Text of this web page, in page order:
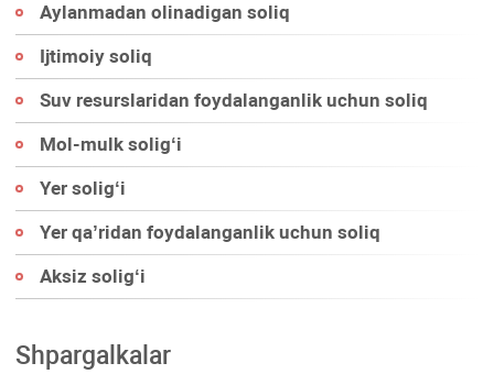
Aylanmadan olinadigan soliq
Ijtimoiy soliq
Suv resurslaridan foydalanganlik uchun soliq
Mol-mulk soligʻi
Yer soligʻi
Yer qa’ridan foydalanganlik uchun soliq
Aksiz soligʻi
Shpargalkalar